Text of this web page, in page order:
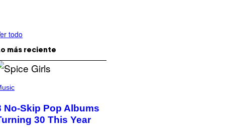
todo
más reciente
No-Skip Pop Albums
30 This Year